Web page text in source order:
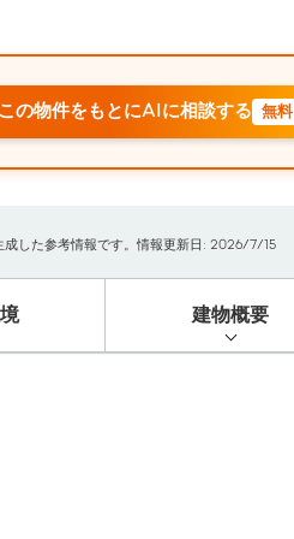
の物件をもとにAIに相談する 無料
した参考情報です。情報更新日: 2026/7/15
建物概要